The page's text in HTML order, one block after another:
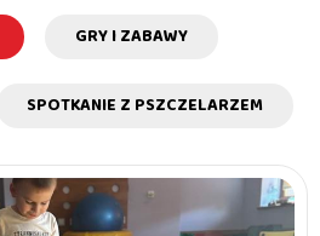
GRY I ZABAWY
SPOTKANIE Z PSZCZELARZEM